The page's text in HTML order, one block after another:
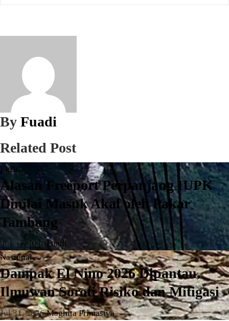
By Fuadi
Related Post
EkBis
Alasan Freeport Perpanjang IUPK
Dinilai Masuk Akal oleh Pakar
Tambang
Jul 31, 2026 Fuadi
Nasional
Dampak El Nino 2026 Dipantau,
Ilmuwan Soroti Risiko dan Mitigasi
Jul 31, 2026Maghita Primastya